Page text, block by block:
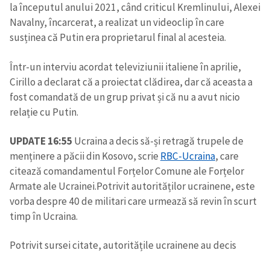
la începutul anului 2021, când criticul Kremlinului, Alexei
Navalny, încarcerat, a realizat un videoclip în care
susținea că Putin era proprietarul final al acesteia.
Într-un interviu acordat televiziunii italiene în aprilie,
Cirillo a declarat că a proiectat clădirea, dar că aceasta a
fost comandată de un grup privat și că nu a avut nicio
relație cu Putin.
UPDATE 16:55 Ucraina a decis să-și retragă trupele de
menținere a păcii din Kosovo, scrie RBC-Ucraina, care
citează comandamentul Forțelor Comune ale Forțelor
Armate ale Ucrainei.Potrivit autorităților ucrainene, este
vorba despre 40 de militari care urmează să revin în scurt
timp în Ucraina.
Potrivit sursei citate, autoritățile ucrainene au decis